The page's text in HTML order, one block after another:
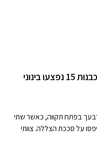
כפר גנים פתח תקווה: שתי נערות כבנות 15 נפצעו בינוני
בפתח תקווה, כאשר שתי
שטיפסו על סככת הצללה. צוותי